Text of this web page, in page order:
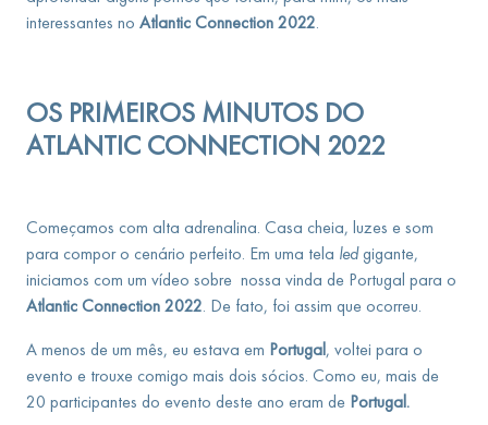
interessantes no Atlantic Connection 2022.
OS PRIMEIROS MINUTOS DO
ATLANTIC CONNECTION 2022
Começamos com alta adrenalina. Casa cheia, luzes e som
para compor o cenário perfeito. Em uma tela ledgigante,
iniciamos com um vídeo sobre nossa vinda de Portugal para o
Atlantic Connection 2022. De fato, foi assim que ocorreu.
A menos de um mês, eu estava em Portugal, voltei para o
evento e trouxe comigo mais dois sócios. Como eu, mais de
20 participantes do evento deste ano eram de Portugal.